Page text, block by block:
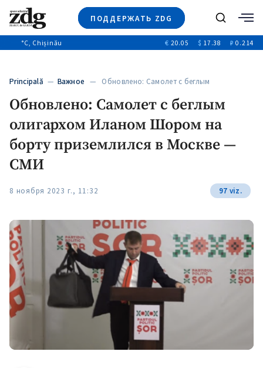
ПОДДЕРЖАТЬ ZDG
Новости
Расследования
Общество
+312
Поиск
°C, Chișinău € 20.05 $ 17.38 ₽ 0.214
Principală — Важное — Обновлено: Самолет с беглым
Обновлено: Самолет с беглым
олигархом Иланом Шором на
борту приземлился в Москве —
СМИ
8 ноября 2023 г., 11:32 97 viz.